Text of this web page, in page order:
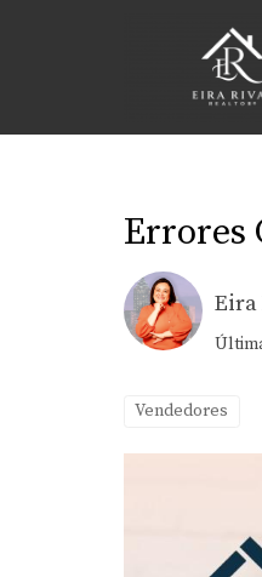
Errores
Eira
Vendedores